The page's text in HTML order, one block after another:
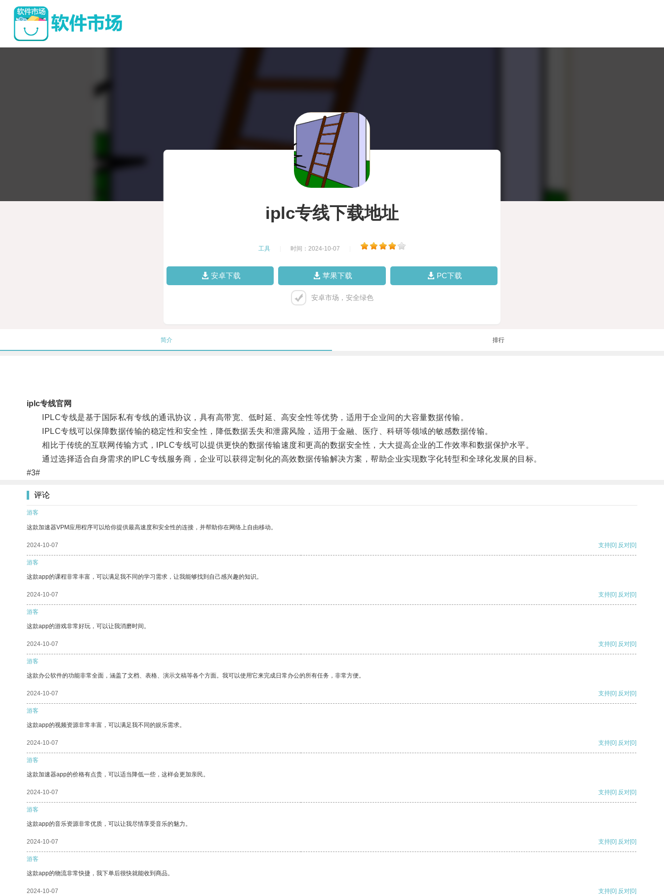
iplc专线下载地址
工具 时间：2024-10-07
安卓下载 苹果下载 PC下载
安卓市场，安全绿色
简介 排行
iplc专线官网
IPLC专线是基于国际私有专线的通讯协议，具有高带宽、低时延、高安全性等优势，适用于企业间的大容量数据传输。
IPLC专线可以保障数据传输的稳定性和安全性，降低数据丢失和泄露风险，适用于金融、医疗、科研等领域的敏感数据传输。
相比于传统的互联网传输方式，IPLC专线可以提供更快的数据传输速度和更高的数据安全性，大大提高企业的工作效率和数据保护水平。
通过选择适合自身需求的IPLC专线服务商，企业可以获得定制化的高效数据传输解决方案，帮助企业实现数字化转型和全球化发展的目标。
#3#
评论
游客
这款加速器VPM应用程序可以给你提供最高速度和安全性的连接，并帮助你在网络上自由移动。
2024-10-07 支持[0] 反对[0]
游客
这款app的课程非常丰富，可以满足我不同的学习需求，让我能够找到自己感兴趣的知识。
2024-10-07 支持[0] 反对[0]
游客
这款app的游戏非常好玩，可以让我消磨时间。
2024-10-07 支持[0] 反对[0]
游客
这款办公软件的功能非常全面，涵盖了文档、表格、演示文稿等各个方面。我可以使用它来完成日常办公的所有任务，非常方便。
2024-10-07 支持[0] 反对[0]
游客
这款app的视频资源非常丰富，可以满足我不同的娱乐需求。
2024-10-07 支持[0] 反对[0]
游客
这款加速器app的价格有点贵，可以适当降低一些，这样会更加亲民。
2024-10-07 支持[0] 反对[0]
游客
这款app的音乐资源非常优质，可以让我尽情享受音乐的魅力。
2024-10-07 支持[0] 反对[0]
游客
这款app的物流非常快捷，我下单后很快就能收到商品。
2024-10-07 支持[0] 反对[0]